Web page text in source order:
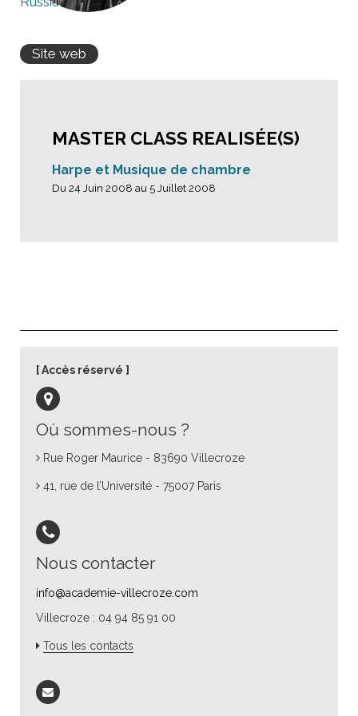
Site web
MASTER CLASS REALISÉE(S)
Harpe et Musique de chambre
Du 24 Juin 2008 au 5 Juillet 2008
Où sommes-nous ?
Rue Roger Maurice - 83690 Villecroze
41, rue de l’Université - 75007 Paris
Nous contacter
info@academie-villecroze.com
Villecroze : 04 94 85 91 00
Tous les contacts
Accès réservé